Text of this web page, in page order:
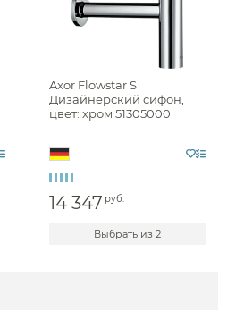
Axor Flowstar S
Дизайнерский сифон,
цвет: хром 51305000
14 347 руб.
Выбрать из 2